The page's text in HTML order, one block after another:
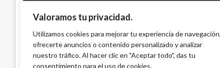
Valoramos tu privacidad.
Utilizamos cookies para mejorar tu experiencia de navegación,
ofrecerte anuncios o contenido personalizado y analizar
nuestro tráfico. Al hacer clic en "Aceptar todo", das tu
consentimiento para el uso de cookies.
El general Navas ratifica que pedirá
Mario Murcia domingo noviembre 7, 2010